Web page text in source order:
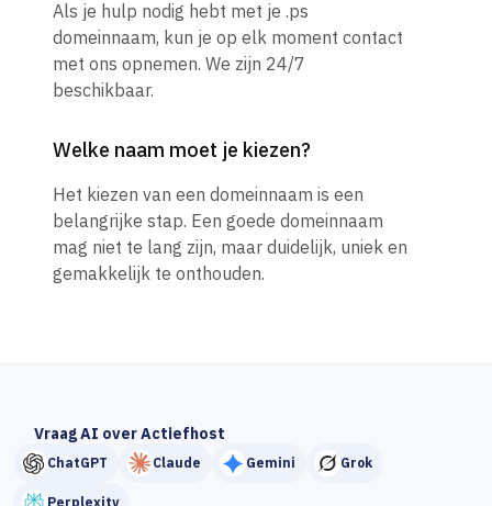
Als je hulp nodig hebt met je .ps
domeinnaam, kun je op elk moment contact
met ons opnemen. We zijn 24/7
beschikbaar.
Welke naam moet je kiezen?
Het kiezen van een domeinnaam is een
belangrijke stap. Een goede domeinnaam
mag niet te lang zijn, maar duidelijk, uniek en
gemakkelijk te onthouden.
Vraag AI over Actiefhost
ChatGPT Claude Gemini Grok
Perplexity